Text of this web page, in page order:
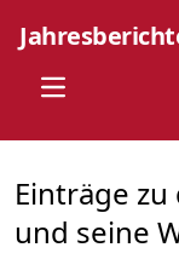
Open main
Einträge
und seine